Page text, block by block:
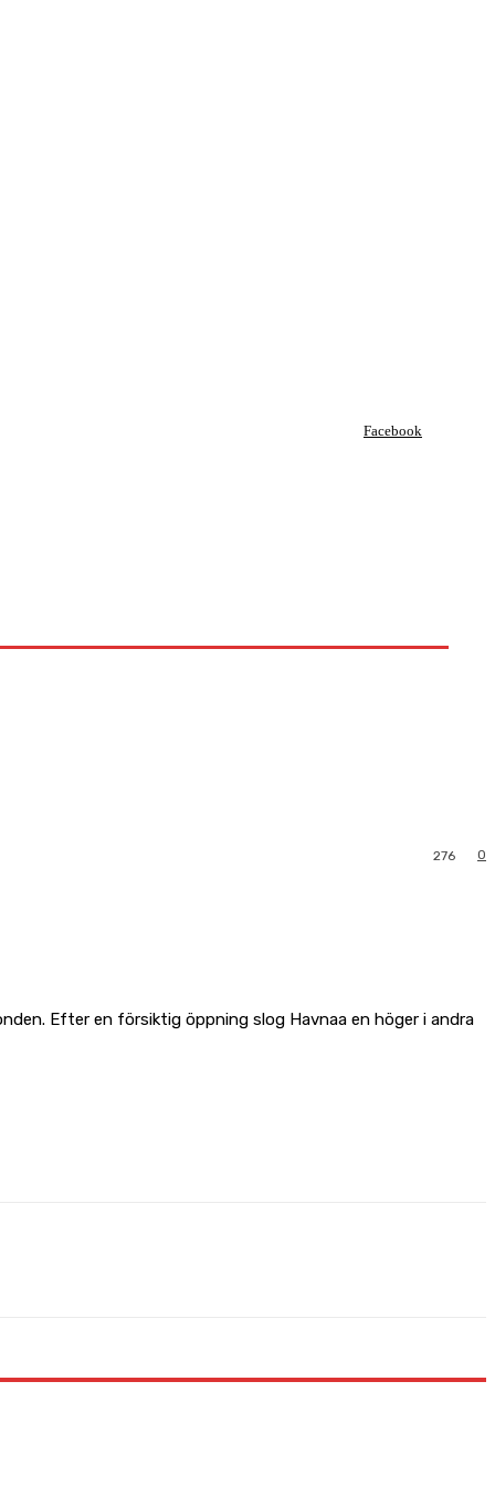
Facebook
0
276
Efter en försiktig öppning slog Havnaa en höger i andra